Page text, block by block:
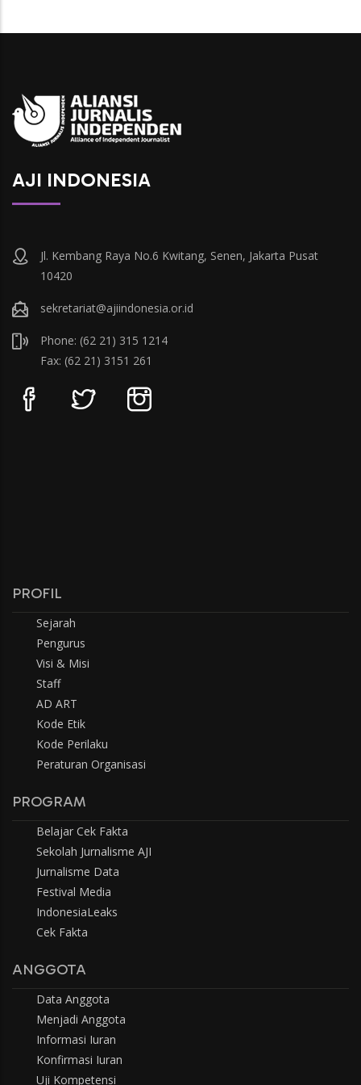
AJI INDONESIA
Jl. Kembang Raya No.6 Kwitang, Senen, Jakarta Pusat
10420
sekretariat@ajiindonesia.or.id
Phone: (62 21) 315 1214
Fax: (62 21) 3151 261
PROFIL
Sejarah
Pengurus
Visi & Misi
Staff
AD ART
Kode Etik
Kode Perilaku
Peraturan Organisasi
PROGRAM
Belajar Cek Fakta
Sekolah Jurnalisme AJI
Jurnalisme Data
Festival Media
IndonesiaLeaks
Cek Fakta
ANGGOTA
Data Anggota
Menjadi Anggota
Informasi Iuran
Konfirmasi Iuran
Uji Kompetensi